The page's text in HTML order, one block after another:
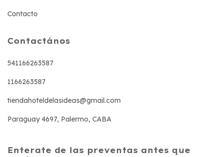
Contacto
Contactános
541166263587
1166263587
tiendahoteldelasideas@gmail.com
Paraguay 4697, Palermo, CABA
Enterate de las preventas antes que